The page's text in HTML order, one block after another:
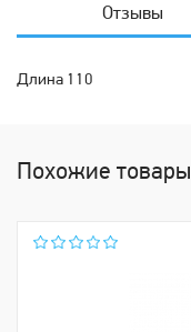
Отзывы
Длина 110
Похожие товары